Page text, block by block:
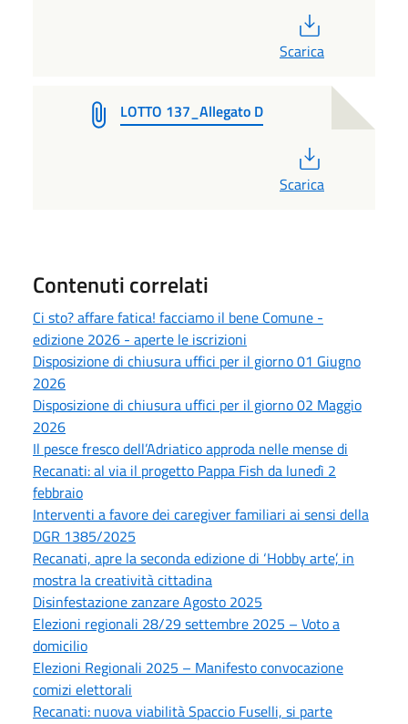
Scarica
LOTTO 137_Allegato D
Scarica
Contenuti correlati
Ci sto? affare fatica! facciamo il bene Comune -
edizione 2026 - aperte le iscrizioni
Disposizione di chiusura uffici per il giorno 01 Giugno
2026
Disposizione di chiusura uffici per il giorno 02 Maggio
2026
Il pesce fresco dell’Adriatico approda nelle mense di
Recanati: al via il progetto Pappa Fish da lunedì 2
febbraio
Interventi a favore dei caregiver familiari ai sensi della
DGR 1385/2025
Recanati, apre la seconda edizione di ‘Hobby arte’, in
mostra la creatività cittadina
Disinfestazione zanzare Agosto 2025
Elezioni regionali 28/29 settembre 2025 – Voto a
domicilio
Elezioni Regionali 2025 – Manifesto convocazione
comizi elettorali
Recanati: nuova viabilità Spaccio Fuselli, si parte